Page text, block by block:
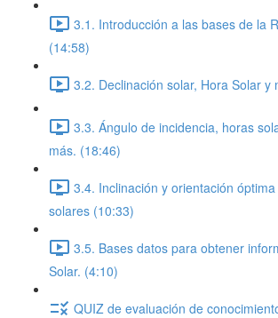
3.1. Introducción a las bases de la
(14:58)
3.2. Declinación solar, Hora Solar y
3.3. Ángulo de incidencia, horas
más. (18:46)
3.4. Inclinación y orientación
solares (10:33)
3.5. Bases datos para obtener
Solar. (4:10)
QUIZ de evaluación de